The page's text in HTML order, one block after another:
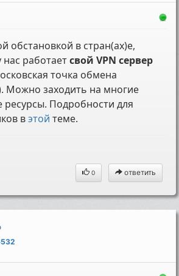
обстановкой в стран(ах)е,
работаетсвой VPN сервер
точка обмена
Можно заходить на многие
Подробности для
вэтой теме.
0 ответить